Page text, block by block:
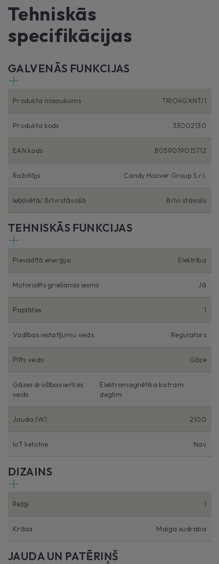
Tehniskās
specifikācijas
GALVENĀS FUNKCIJAS
Produkta nosaukums TRIO4GXNT/1
Produkta kods 33002130
EAN kods 8059019015712
Ražotājs Candy Hoover Group S.r.l.
Iebūvētā/ Brīvi stāvošā Brīvi stāvošs
TEHNISKĀS FUNKCIJAS
Pievadītā enerģija Elektrība
Motorizēts griešanas iesms Jā
Paplātes 1
Vadības iestatījumu veids Regulators
Plīts veids Gāze
Gāzes drošības ierīces
veids
Elektromagnētika katram
deglim
Jauda (W) 2100
IoT lietotne Nav
DIZAINS
Režģi 1
Krāsa Maiga sudraba
JAUDA UN PATĒRIŅŠ